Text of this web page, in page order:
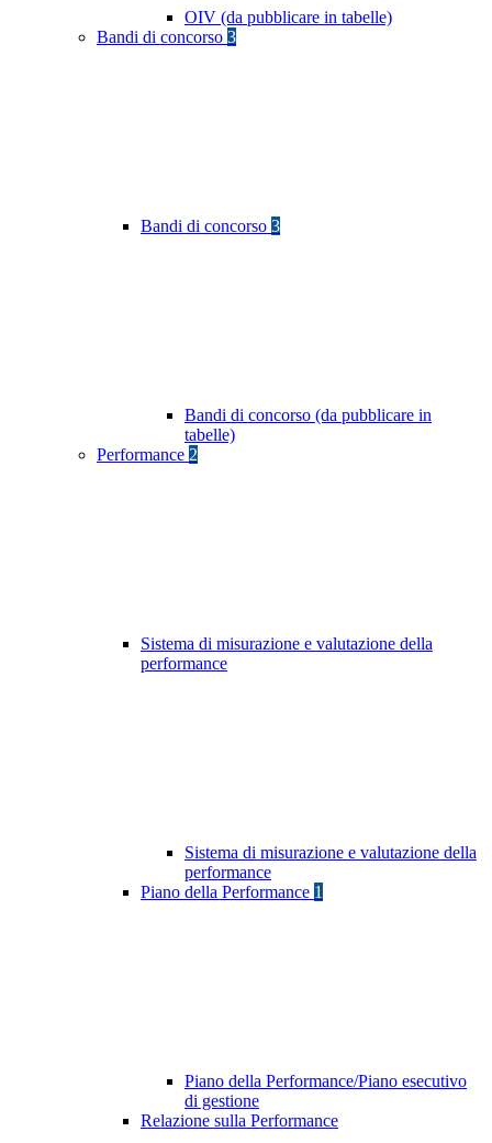
OIV (da pubblicare in tabelle)
Bandi di concorso 3
Bandi di concorso 3
Bandi di concorso (da pubblicare in
tabelle)
Performance 2
Sistema di misurazione e valutazione della
performance
Sistema di misurazione e valutazione della
performance
Piano della Performance 1
Piano della Performance/Piano esecutivo
di gestione
Relazione sulla Performance